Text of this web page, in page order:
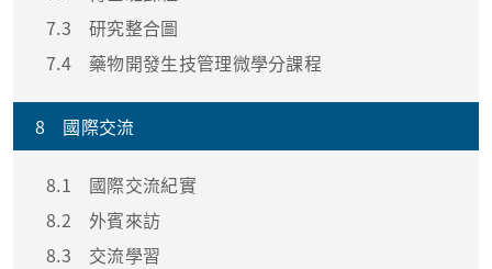
7.3
研究整合圖
7.4
藥物開發生技管理微學分課程
8 國際交流
8.1
國際交流紀實
8.2
外賓來訪
8.3
交流學習